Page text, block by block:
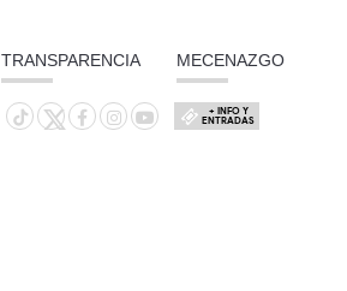
TRANSPARENCIA MECENAZGO
+ INFO Y
ENTRADAS